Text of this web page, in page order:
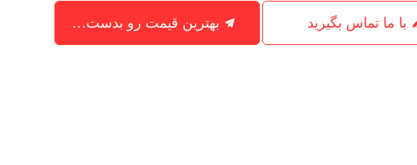
با ما تماس بگیرید